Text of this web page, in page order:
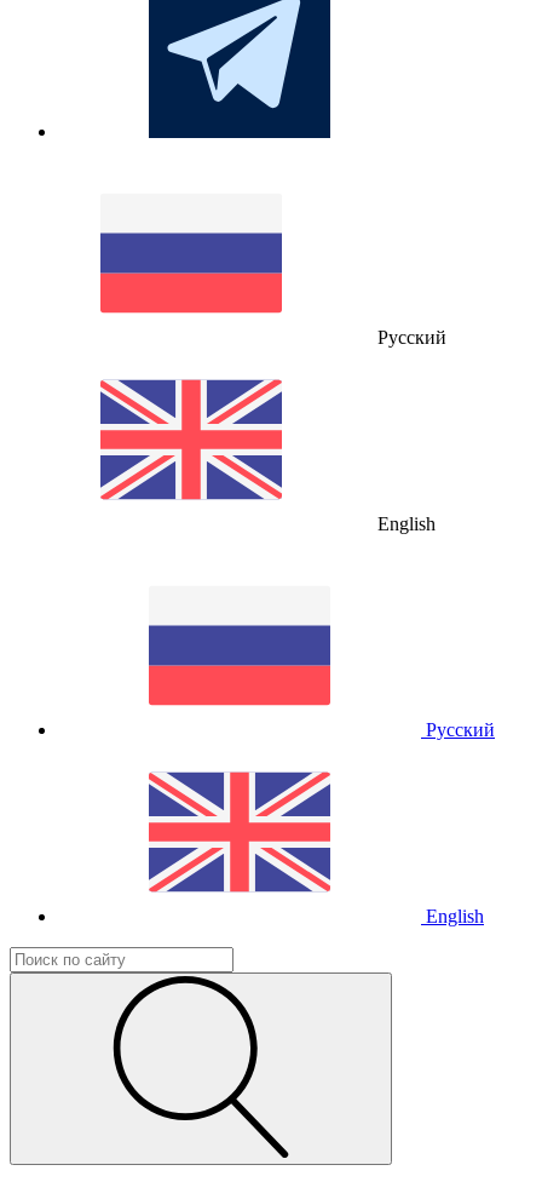
Русский
English
Русский
English